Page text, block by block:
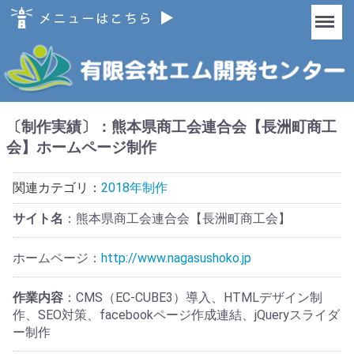
Menu
〔制作実績〕：熊本県商工会連合会【長洲町商工
会】ホームページ制作
関連カテゴリ： 2018年制作
サイト名 ：熊本県商工会連合会【長洲町商工会】
ホームページ： http://www.nagasushoko.jp
作業内容 ：CMS（EC-CUBE3）導入、HTMLデザイン制
作、SEO対策、facebookページ作成連結、jQueryスライダ
ー制作